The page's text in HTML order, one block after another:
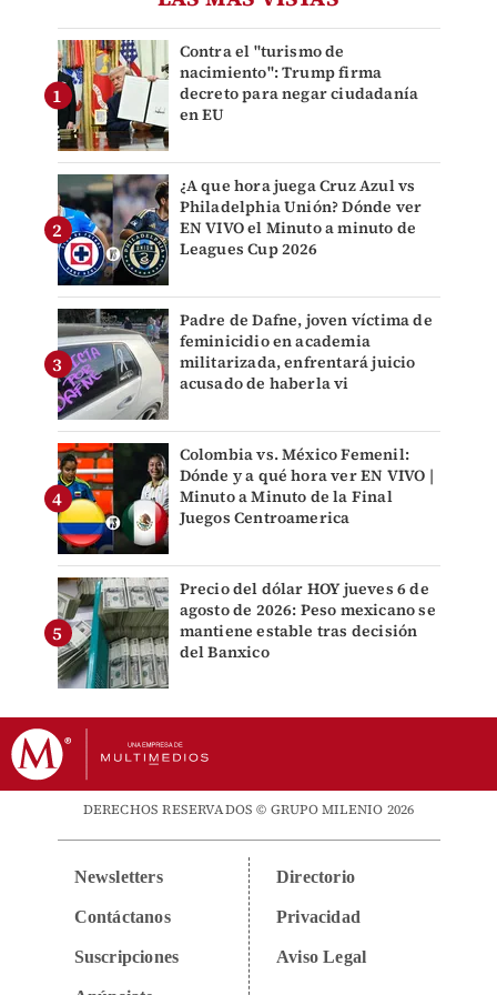
Contra el "turismo de
nacimiento": Trump firma
decreto para negar ciudadanía
en EU
¿A que hora juega Cruz Azul vs
Philadelphia Unión? Dónde ver
EN VIVO el Minuto a minuto de
Leagues Cup 2026
Padre de Dafne, joven víctima de
feminicidio en academia
militarizada, enfrentará juicio
acusado de haberla vi
Colombia vs. México Femenil:
Dónde y a qué hora ver EN VIVO |
Minuto a Minuto de la Final
Juegos Centroamerica
Precio del dólar HOY jueves 6 de
agosto de 2026: Peso mexicano se
mantiene estable tras decisión
del Banxico
DERECHOS RESERVADOS © GRUPO MILENIO 2026
Newsletters
Contáctanos
Suscripciones
Directorio
Privacidad
Aviso Legal